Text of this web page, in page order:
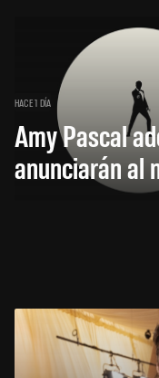
HACE 1 DÍA
Amy Pascal
anunciarán al